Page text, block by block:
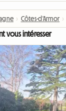
› Côtes-d'Armor ›
vous intéresser